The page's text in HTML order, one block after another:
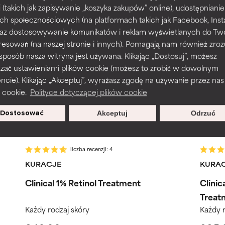
jak zapisywanie „koszyka zakupów” online),
społecznościowych (na platformach takich jak Facebook,
dostosowywanie komunikatów i reklam wyświetlanych do
(na naszej stronie i innych). Pomagają nam również
nasza witryna jest używana. Klikając „Dostosuj”, możesz
ustawieniami plików cookie (możesz to zrobić w dowolnym
Klikając „Akceptuj”, wyrażasz zgodę na używanie przez nas
Polityce dotyczącej plików cookie
Dostosować Odrzuć
Akceptuj
Według rutynowych kroków
KURACJE
Clinical 1% Retinol Treatment
liczba recenzji: 4
Każdy rodzaj skóry Każdy
ale może mieć problemy estetyczne, stabilności lub inne,
użyteczność.
podrażnienia. Ryzyko wzrasta w połączeniu z innymi
składnikami.
podrażnienie, stan zapalny, suchość itp. Może przynosić
ale może mieć problemy estetyczne, stabilności lub inne,
użyteczność.
podrażnienia. Ryzyko wzrasta w połączeniu z innymi
składnikami.
podrażnienie, stan zapalny, suchość itp. Może przynosić